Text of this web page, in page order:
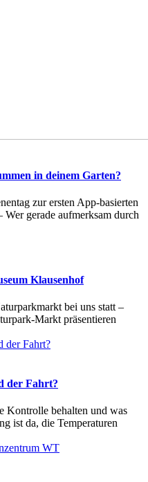
in deinem Garten?
zur ersten App-basierten
gerade aufmerksam durch
Klausenhof
bei uns statt –
Markt präsentieren
der Fahrt?
Kontrolle behalten und was
ist da, die Temperaturen